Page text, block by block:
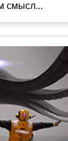
смысл...